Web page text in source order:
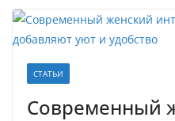
СТАТЬИ
Современный